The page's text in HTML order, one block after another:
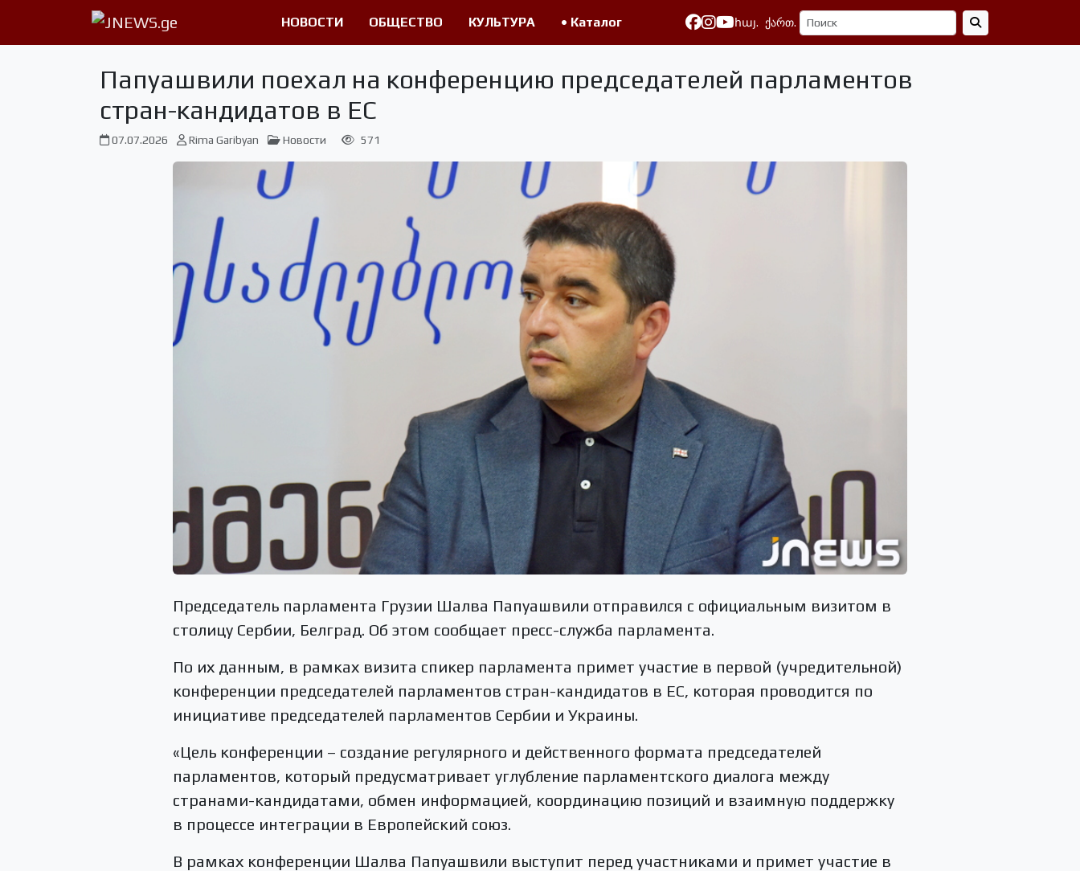
НОВОСТИ ОБЩЕСТВО КУЛЬТУРА • Каталог հայ. ქართ.
Папуашвили поехал на конференцию председателей парламентов
стран-кандидатов в ЕС
07.07.2026 Rima Garibyan Новости 571
Председатель парламента Грузии Шалва Папуашвили отправился с официальным визитом в
столицу Сербии, Белград. Об этом сообщает пресс-служба парламента.
По их данным, в рамках визита спикер парламента примет участие в первой (учредительной)
конференции председателей парламентов стран-кандидатов в ЕС, которая проводится по
инициативе председателей парламентов Сербии и Украины.
«Цель конференции – создание регулярного и действенного формата председателей
парламентов, который предусматривает углубление парламентского диалога между
странами-кандидатами, обмен информацией, координацию позиций и взаимную поддержку
в процессе интеграции в Европейский союз.
В рамках конференции Шалва Папуашвили выступит перед участниками и примет участие в